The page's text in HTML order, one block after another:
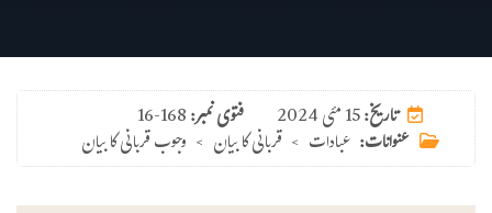
فتوی نمبر:16-168 تاریخ:15 مئی 2024
عنوانات: عبادات > قربانی کا بیان > وجوب قربانی کا بیان